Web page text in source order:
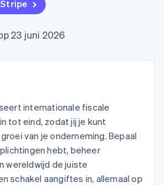
Data Pipeline
Gegevenssynchronisatie
economy
reizen en vrije
en entertainment
uitgeven
gedekt
integraties
van code
congres
contact op
worden
23 juni 2026
internationale fiscale
tot eind, zodat jij je kunt
van je onderneming. Bepaal
hebt, beheer
wereldwijd de juiste
schakel aangiftes in, allemaal op